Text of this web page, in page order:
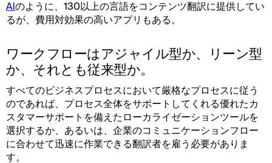
AIのように、130以上の言語をコンテンツ翻訳に提供してい
るが、費用対効果の高いアプリもある。
ワークフローはアジャイル型か、リーン型
か、それとも従来型か。
すべてのビジネスプロセスにおいて厳格なプロセスに従う
のであれば、プロセス全体をサポートしてくれる優れたカ
スタマーサポートを備えたローカライゼーションツールを
選択するか、あるいは、企業のコミュニケーションフロー
に合わせて迅速に作業できる翻訳者を雇う必要がありま
す。